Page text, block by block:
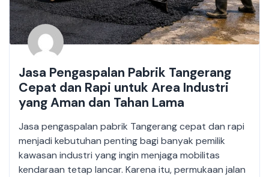
Jasa Pengaspalan Pabrik Tangerang
Cepat dan Rapi untuk Area Industri
yang Aman dan Tahan Lama
Jasa pengaspalan pabrik Tangerang cepat dan rapi
menjadi kebutuhan penting bagi banyak pemilik
kawasan industri yang ingin menjaga mobilitas
kendaraan tetap lancar. Karena itu, permukaan jalan